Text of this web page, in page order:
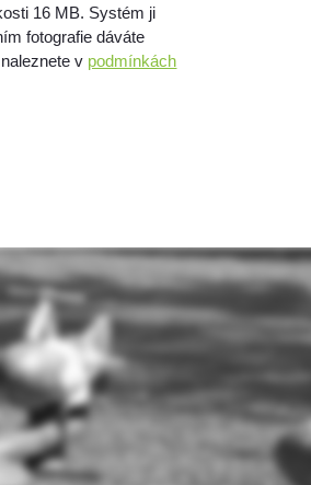
16 MB. Systém ji
fotografie dáváte
v podmínkách